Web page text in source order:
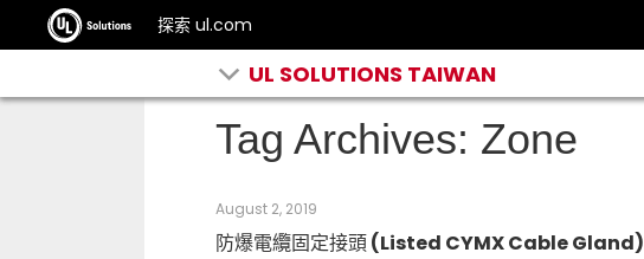
探索 ul.com
UL SOLUTIONS TAIWAN
Tag Archives: Zone
August 2, 2019
防爆電纜固定接頭 (Listed CYMX Cable Gland)